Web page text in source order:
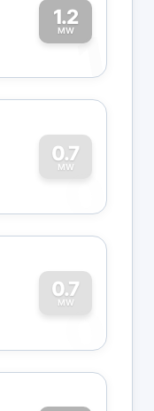
1.2
MW1
0.7
MW
0
0.7
MW
0